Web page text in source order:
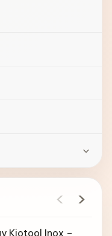
‹ ›
Kiotool Inox –